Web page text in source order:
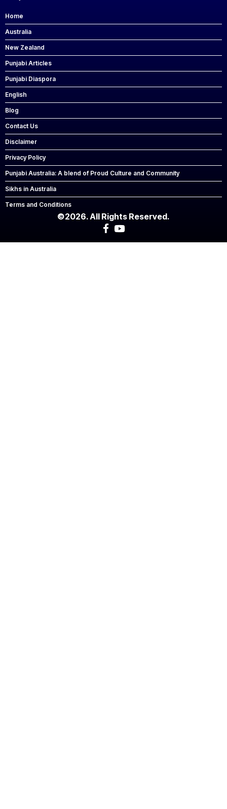
Home
Australia
New Zealand
Punjabi Articles
Punjabi Diaspora
English
Blog
Contact Us
Disclaimer
Privacy Policy
Punjabi Australia: A blend of Proud Culture and Community
Sikhs in Australia
Terms and Conditions
©2026. All Rights Reserved.